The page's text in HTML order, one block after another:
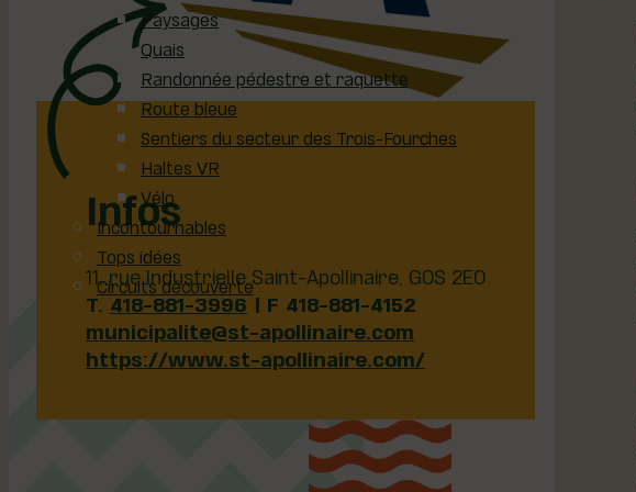
Paysages
Quais
Randonnée pédestre et raquette
Route bleue
Sentiers du secteur des Trois-Fourches
Haltes VR
Vélo
Incontournables
Tops idées
Circuits découverte
Infos
11, rue Industrielle Saint-Apollinaire, G0S 2E0
T.418-881-3996| F 418-881-4152
municipalite@st-apollinaire.com
https://www.st-apollinaire.com/